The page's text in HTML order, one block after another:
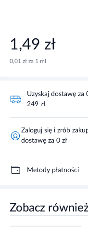
1,49 zł
0,01 zł za 1 ml
Uzyskaj dostawę za
249 zł
Zaloguj się i zrób
dostawę za 0 zł
Metody płatności
Zobacz